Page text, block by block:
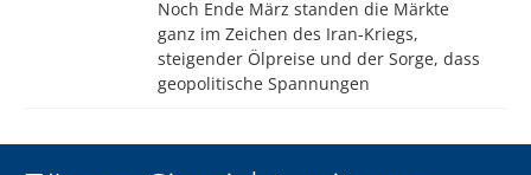
Noch Ende März standen die Märkte
ganz im Zeichen des Iran-Kriegs,
steigender Ölpreise und der Sorge, dass
geopolitische Spannungen